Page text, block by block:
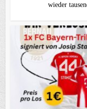
wieder